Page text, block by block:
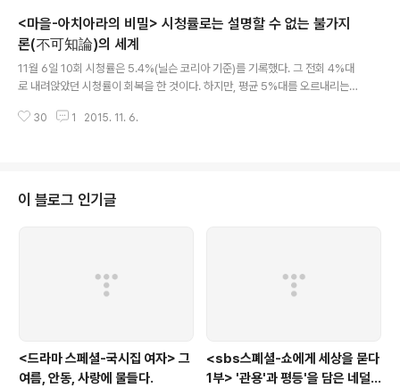
는 그런 아버지의 지극한 부성에 찬사를 보내면 칸 영화제
의 그랑프리를 안겼다. 아들을 위해 현실을 놀이로 승화시
킨 아버지, 하지만, 현실 속, 그것도 2015년 대한민국 현실
의 아버지는 알량한 아들이 꿈꾸는 동화마저도 산산히 짓
밟는 존재가 되어버린다. 꿈꾸는 아버지, 그 아버지의 꿈에
서 허우적거리는 아들 속 아들의 1000점 획득 탱크 따기
<마을-아치아라의 비밀> 시청률로는 설명할 수 없는 불가지
론(不可知論)의 세계
11월 6일 10회 시청률은 5.4%(닐슨 코리아 기준)를 기록했다. 그 전회 4%대
로 내려앉았던 시청률이 회복을 한 것이다. 하지만, 평균 5%대를 오르내리는
미만을 놓고 보면 은 성공적이지 않은 드라마라 볼 수 있다. 그런데, 여기서 그렇
와 같은 로맨틱한 사랑 이야기이다. 그게 아니면 '막장'이라도 좋으니 사건의 전
개와 선악의 대비와 권선징악의 코드가 분명한 주말, 아침, 거기에 이제는 저녁
30 1 2015. 11. 6.
이 블로그 인기글
<드라마 스페셜-국시집 여자> 그
여름, 안동, 사랑에 물들다.
<sbs스폐셜-쇼에게 세상을 묻다
1부> '관용'과 평등'을 담은 네덜